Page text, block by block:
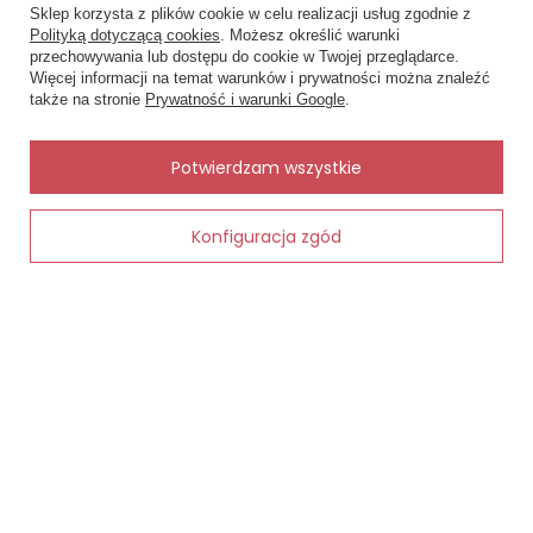
Dodaj do koszyka
Status zamówienia
Śledzenie przesyłki
Chcę zareklamować produkt
Chcę zwrócić produkt
Kontakt
×
✨ Asystent zakupowy
Napisz czego szukasz — pokażę
gotowe propozycje.
Sklep korzysta z plików cookie w celu realizacji usług zgodnie z
Polityką dotyczącą cookies. Możesz określić warunki
przechowywania lub dostępu do cookie w Twojej przeglądarce.
Więcej informacji na temat warunków i prywatności można znaleźć
także na stronie Prywatność i warunki Google.
Konfiguracja zgód
Potwierdzam wszystkie